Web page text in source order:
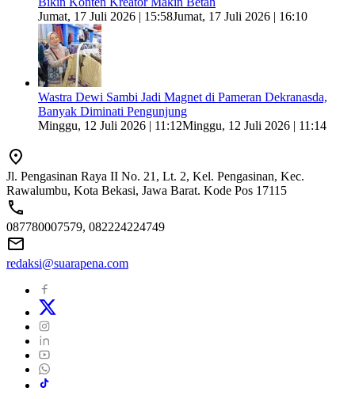
Jumat, 17 Juli 2026 | 15:58Jumat, 17 Juli 2026 | 16:10
Wastra Dewi Sambi Jadi Magnet di Pameran Dekranasda,
Banyak Diminati Pengunjung
Minggu, 12 Juli 2026 | 11:12Minggu, 12 Juli 2026 | 11:14
Jl. Pengasinan Raya II No. 21, Lt. 2, Kel. Pengasinan, Kec.
Rawalumbu, Kota Bekasi, Jawa Barat. Kode Pos 17115
087780007579, 082224224749
redaksi@suarapena.com